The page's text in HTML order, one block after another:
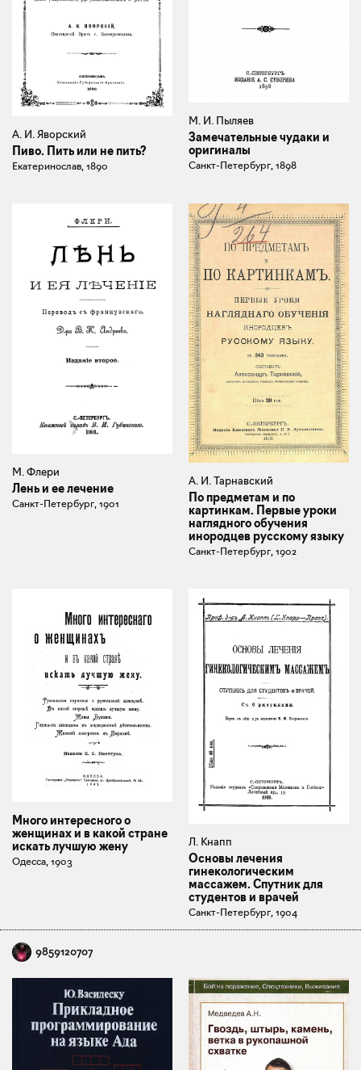
А. И. Яворский
Пиво. Пить или не пить?
Екатеринослав, 1890
М. И. Пыляев
Замечательные чудаки и
оригиналы
Санкт-Петербург, 1898
М. Флери
Лень и ее лечение
Санкт-Петербург, 1901
А. И. Тарнавский
По предметам и по
картинкам. Первые уроки
наглядного обучения
инородцев русскому языку
Санкт-Петербург, 1902
Много интересного о
женщинах и в какой стране
искать лучшую жену
Одесса, 1903
Л. Кнапп
Основы лечения
гинекологическим
массажем. Спутник для
студентов и врачей
Санкт-Петербург, 1904
9859120707